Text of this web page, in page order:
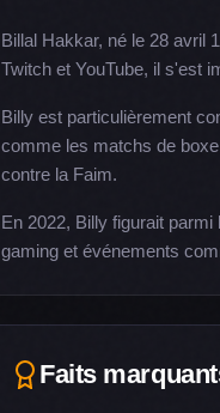
Billal Hakkar, né le 28 avril
Twitch et YouTube, il s'est
Billy est particulièrement
comme les matchs de
contre la Faim.
En 2022, Billy figurait
gaming et événements
Faits